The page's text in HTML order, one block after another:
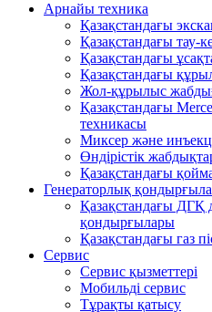
Арнайы техника
Қазақстандағы
Қазақстандағы тау-
Қазақстандағы
Қазақстандағы
Жол-құрылыс
Қазақстандағы
техникасы
Миксер және
Өндірістік
Қазақстандағы
Генераторлық
Қазақстандағы ДГҚ
қондырғылары
Қазақстандағы газ
Сервис
Сервис қызметтері
Мобильді сервис
Тұрақты қатысу